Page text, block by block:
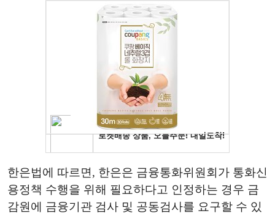
한은법에 따르면, 한은은 금융통화위원회가 통화신
용정책 수행을 위해 필요하다고 인정하는 경우 금
감원에 금융기관 검사 및 공동검사를 요구할 수 있